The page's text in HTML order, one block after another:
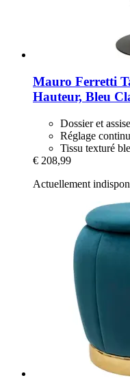
Mauro Ferretti
Hauteur, Bleu
Dossier et
Réglage
Tissu texturé
€ 208,99
Actuellement